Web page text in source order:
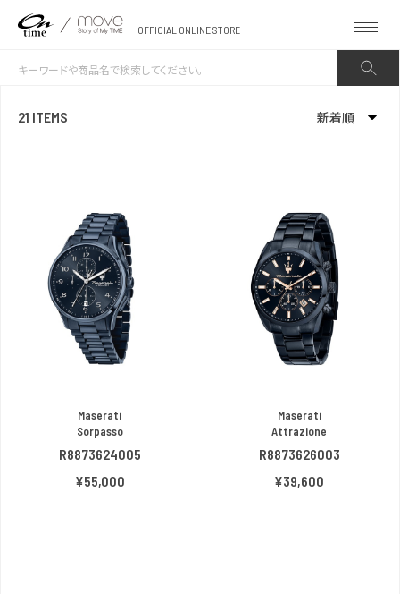
OFFICIAL ONLINE STORE
21 ITEMS 新着順
価格が安い
価格が高い
お気に入り登録数
Maserati
Sorpasso
R8873624005
¥55,000
Maserati
Attrazione
R8873626003
¥39,600